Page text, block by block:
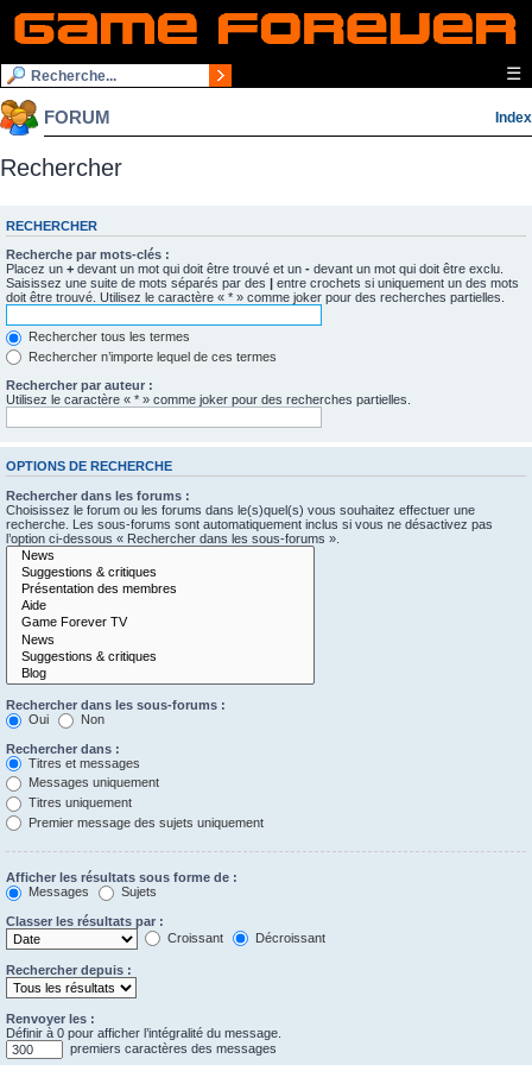
☰
FORUM Index
Rechercher
RECHERCHER
Recherche par mots-clés :
Placez un + devant un mot qui doit être trouvé et un - devant un mot qui doit être exclu.
Saisissez une suite de mots séparés par des | entre crochets si uniquement un des mots
doit être trouvé. Utilisez le caractère « * » comme joker pour des recherches partielles.
Rechercher tous les termes
Rechercher n’importe lequel de ces termes
Rechercher par auteur :
Utilisez le caractère « * » comme joker pour des recherches partielles.
OPTIONS DE RECHERCHE
Rechercher dans les forums :
Choisissez le forum ou les forums dans le(s)quel(s) vous souhaitez effectuer une
recherche. Les sous-forums sont automatiquement inclus si vous ne désactivez pas
l’option ci-dessous « Rechercher dans les sous-forums ».
Rechercher dans les sous-forums :
Oui
Non
Rechercher dans :
Titres et messages
Messages uniquement
Titres uniquement
Premier message des sujets uniquement
Afficher les résultats sous forme de :
Messages
Sujets
Classer les résultats par :
Croissant
Décroissant
Rechercher depuis :
Renvoyer les :
Définir à 0 pour afficher l’intégralité du message.
premiers caractères des messages